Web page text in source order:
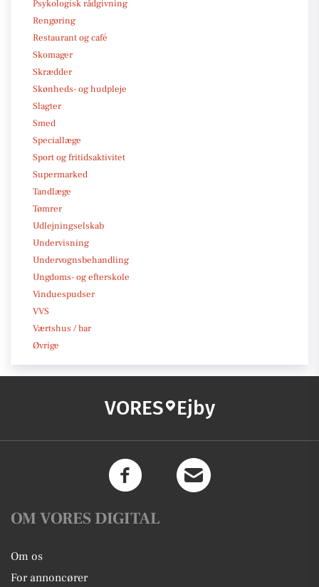
Psykologisk rådgivning
Rengøring
Restaurant og café
Skomager
Skrædder
Skønheds- og hudpleje
Slagter
Smed
Speciallæge
Sport og fritidsaktivitet
Supermarked
Tandlæge
Tømrer
Udlejningselskab
Undervisning
Undervognsbehandling
Ungdoms- og efterskole
Vinduespudser
VVS
Værtshus / bar
Øvrige
VORES Ejby
OM VORES DIGITAL
Om os
For annoncører